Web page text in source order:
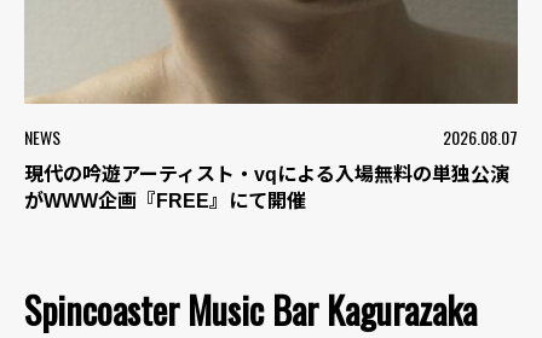
NEWS 2026.08.07
現代の吟遊アーティスト・vqによる入場無料の単独公演
がWWW企画『FREE』にて開催
Spincoaster Music Bar Kagurazaka